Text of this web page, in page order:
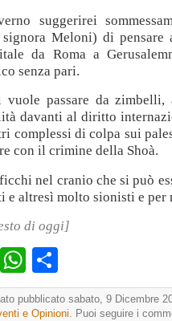
suggerirei
Meloni) di pensare
da Roma a
senza pari.
vuole passare da zimbelli,
davanti al diritto
complessi di colpa sui
con il crimine della Shoà.
nel cranio che si può
e altresì molto sionisti e per
di oggi]
EmailWhatsApp
pubblicato sabato, 9 Dicembre
e Opinioni. Puoi seguire i